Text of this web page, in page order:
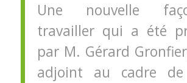
Une nouvelle
travailler qui a été
par M. Gérard
adjoint au cadre